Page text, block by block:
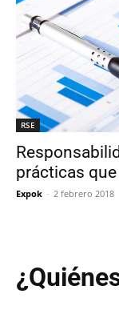
RSE
prácticas
Expok - 2 febrero 2018